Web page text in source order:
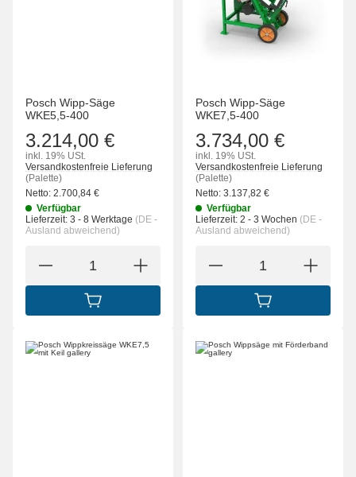
Posch Wipp-Säge
WKE5,5-400
3.214,00 €
inkl. 19% USt.
Versandkostenfreie Lieferung
(Palette)
Netto: 2.700,84 €
Verfügbar
Lieferzeit: 3 - 8 Werktage (DE -
Ausland abweichend)
IN DEN WARENKORB
Posch Wipp-Säge
WKE7,5-400
3.734,00 €
inkl. 19% USt.
Versandkostenfreie Lieferung
(Palette)
Netto: 3.137,82 €
Verfügbar
Lieferzeit: 2 - 3 Wochen (DE -
Ausland abweichend)
IN DEN